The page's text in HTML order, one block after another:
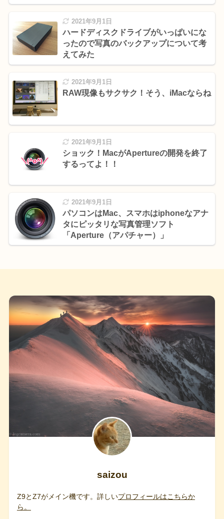
2021年9月1日
ハードディスクドライブがいっぱいにな
ったので写真のバックアップについて考
えてみた
2021年9月1日
RAW現像もサクサク！そう、iMacならね
2021年9月1日
ショック！MacがApertureの開発を終了
するってよ！！
2021年9月1日
パソコンはMac、スマホはiphoneなアナ
タにピッタリな写真管理ソフト
「Aperture（アパチャー）」
saizou
Z9とZ7がメイン機です。詳しいプロフィールはこちらか
ら。